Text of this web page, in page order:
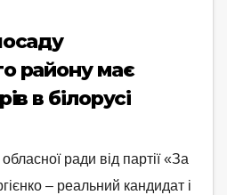
району має
в білорусі
ради від партії «За
– реальний кандидат і